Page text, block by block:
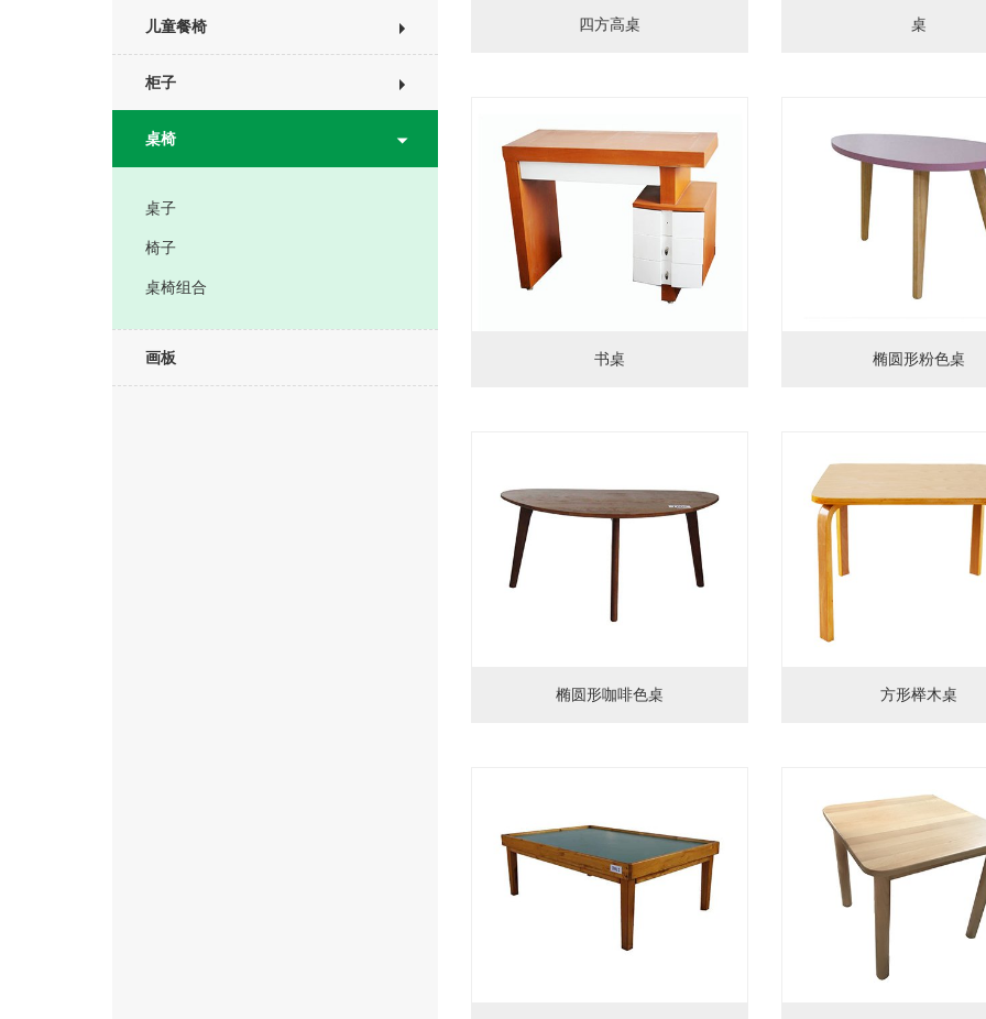
儿童餐椅
柜子
桌椅
桌子
椅子
桌椅组合
画板
四方高桌 桌
书桌 椭圆形粉色桌
椭圆形咖啡色桌 方形榉木桌